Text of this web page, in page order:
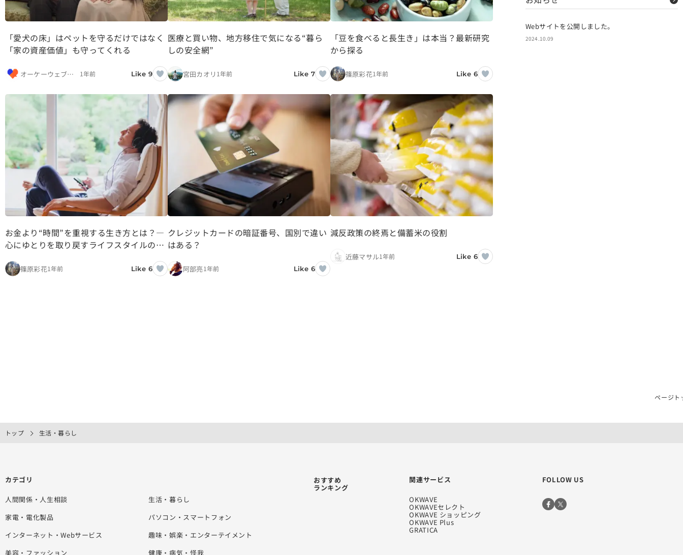
「愛犬の床」はペットを守るだけではなく
「家の資産価値」も守ってくれる
オーケーウェブ編集部 1年前 Like 9
医療と買い物、地方移住で気になる“暮ら
しの安全網”
宮田カオリ 1年前 Like 7
「豆を食べると長生き」は本当？最新研究
から探る
篠原彩花1年前 Like 6
お金より“時間”を重視する生き方とは？―
心にゆとりを取り戻すライフスタイルの選
篠原彩花1年前 Like 6
クレジットカードの暗証番号、国別で違い
はある？
阿部亮1年前 Like 6
減反政策の終焉と備蓄米の役割
近藤マサル1年前 Like 6
Webサイトを公開しました。
2024.10.09
トップ 生活・暮らし
ページト
カテゴリ
人間関係・人生相談
生活・暮らし
家電・電化製品
パソコン・スマートフォン
インターネット・Webサービス
趣味・娯楽・エンターテイメント
美容・ファッション
健康・病気・怪我
おすすめ
ランキング
関連サービス
OKWAVE
OKWAVEセレクト
OKWAVE ショッピング
OKWAVE Plus
GRATICA
FOLLOW US